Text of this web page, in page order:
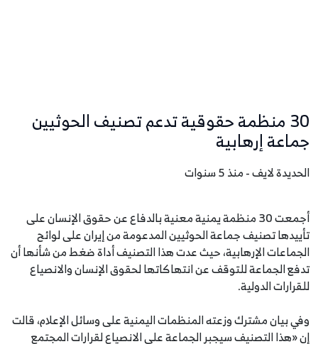
30 منظمة حقوقية تدعم تصنيف الحوثيين
جماعة إرهابية
الحديدة لايف - منذ 5 سنوات
أجمعت 30 منظمة يمنية معنية بالدفاع عن حقوق الإنسان على
تأييدها تصنيف جماعة الحوثيين المدعومة من إيران على لوائح
الجماعات الإرهابية، حيث عدت هذا التصنيف أداة ضغط من شأنها أن
تدفع الجماعة للتوقف عن انتهاكاتها لحقوق الإنسان والانصياع
للقرارات الدولية.
وفي بيان مشترك وزعته المنظمات اليمنية على وسائل الإعلام، قالت
إن «هذا التصنيف سيجبر الجماعة على الانصياع لقرارات المجتمع